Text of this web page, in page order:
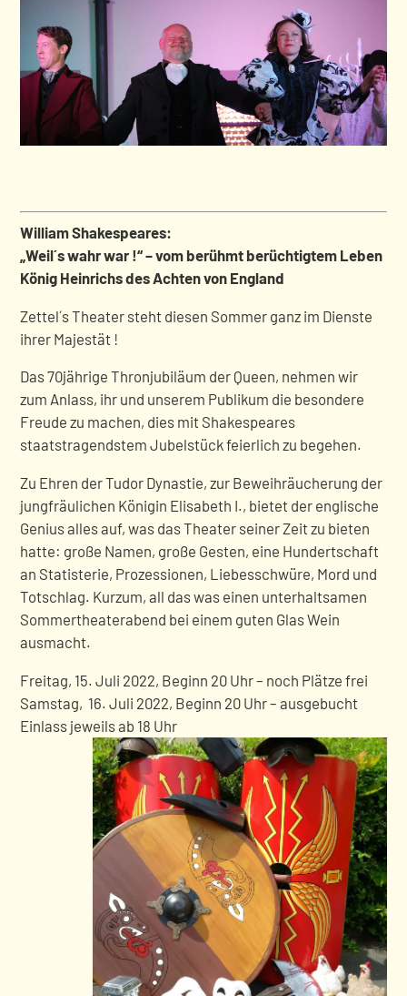
William Shakespeares:
„Weil´s wahr war !“ – vom berühmt berüchtigtem Leben
König Heinrichs des Achten von England
Zettel´s Theater steht diesen Sommer ganz im Dienste
ihrer Majestät !
Das 70jährige Thronjubiläum der Queen, nehmen wir
zum Anlass, ihr und unserem Publikum die besondere
Freude zu machen, dies mit Shakespeares
staatstragendstem Jubelstück feierlich zu begehen.
Zu Ehren der Tudor Dynastie, zur Beweihräucherung der
jungfräulichen Königin Elisabeth I., bietet der englische
Genius alles auf, was das Theater seiner Zeit zu bieten
hatte: große Namen, große Gesten, eine Hundertschaft
an Statisterie, Prozessionen, Liebesschwüre, Mord und
Totschlag. Kurzum, all das was einen unterhaltsamen
Sommertheaterabend bei einem guten Glas Wein
ausmacht.
Freitag, 15. Juli 2022, Beginn 20 Uhr – noch Plätze frei
Samstag, 16. Juli 2022, Beginn 20 Uhr – ausgebucht
Einlass jeweils ab 18 Uhr